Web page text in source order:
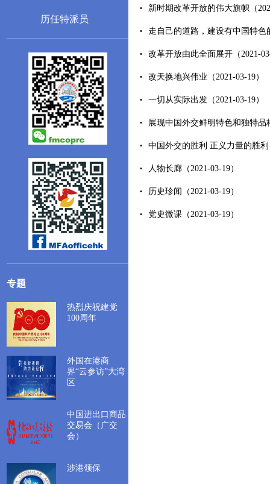
历任特派员
专题
热烈庆祝建党
100周年
外国在港商
界“云参访”大湾
区
中国进出口商品
交易会（广交
会）
涉港领保
新时期改革开放的伟大旗帜（
走自己的道路，建设有中国特色
改革开放由此全面展开（2021-
改天换地兴伟业（2021-03-19）
一切从实际出发（2021-03-19）
展现中国外交鲜明特色和独特品
中国外交的胜利 正义力量的胜利
人物长廊（2021-03-19）
历史珍闻（2021-03-19）
党史微课（2021-03-19）